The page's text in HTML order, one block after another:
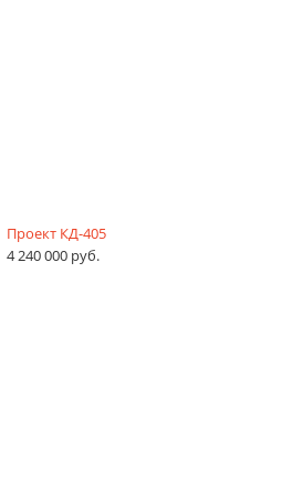
Проект КД-405
4 240 000 руб.